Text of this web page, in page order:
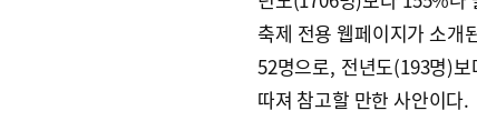
축제 전용 웹페이지가 소개
52명으로, 전년도(193명)
따져 참고할 만한 사안이다.